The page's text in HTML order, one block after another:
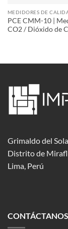
PCE CMM-10 |
CO2 / Dióxido de
Grimaldo del
Distrito de
Lima, Perú
CONTÁCTANOS